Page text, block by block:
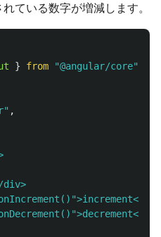
ている数字が増減します。
} from "@angular/core"
" ,
div>